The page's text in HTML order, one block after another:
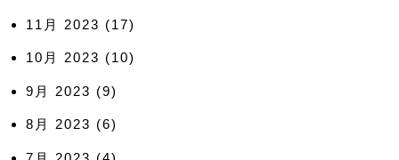
11月 2023 (17)
10月 2023 (10)
9月 2023 (9)
8月 2023 (6)